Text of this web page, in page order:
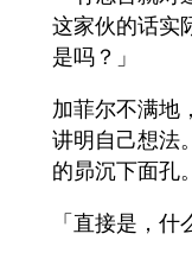
这家伙的话实
是吗？」
加菲尔不满地
讲明自己想法
的昴沉下面孔。
「直接是，